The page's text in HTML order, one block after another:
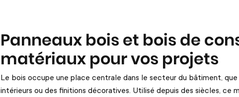
Panneaux bois et bois de
matériaux pour vos projets
Le bois occupe une place centrale dans le secteur du bâtiment,
intérieurs ou des finitions décoratives. Utilisé depuis des siècles,